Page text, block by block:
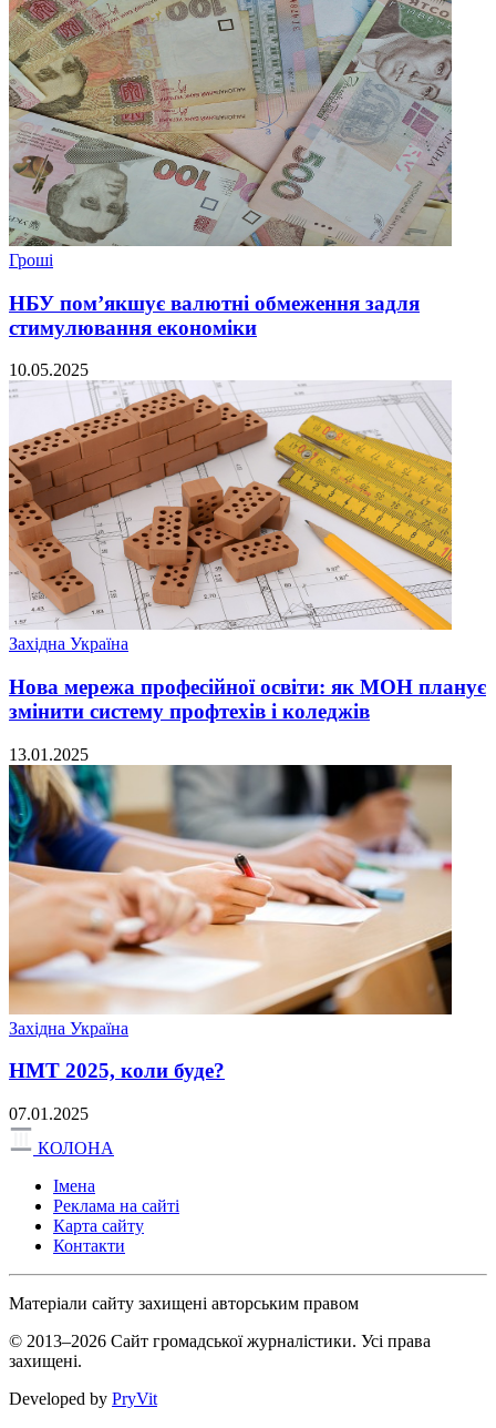
Гроші
НБУ пом’якшує валютні обмеження задля
стимулювання економіки
10.05.2025
Західна Україна
Нова мережа професійної освіти: як МОН планує
змінити систему профтехів і коледжів
13.01.2025
Західна Україна
НМТ 2025, коли буде?
07.01.2025
КОЛОНА
Імена
Реклама на сайті
Карта сайту
Контакти
Матеріали сайту захищені авторським правом
© 2013–2026 Сайт громадської журналістики. Усі права
захищені.
Developed by PryVit